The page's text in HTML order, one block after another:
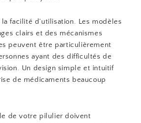
la facilité d’utilisation. Les modèles
clairs et des mécanismes
peuvent être particulièrement
ayant des difficultés de
Un design simple et intuitif
de médicaments beaucoup
de votre pilulier doivent